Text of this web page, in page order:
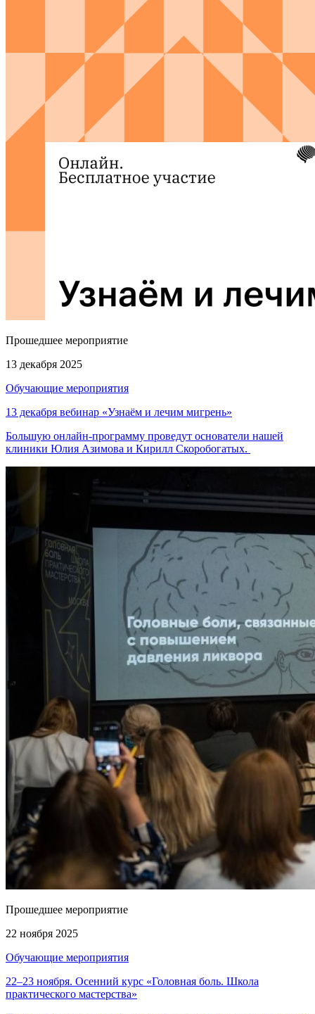
Прошедшее мероприятие
13 декабря 2025
Обучающие мероприятия
13 декабря вебинар «Узнаём и лечим мигрень»
Большую онлайн-программу проведут основатели нашей
клиники Юлия Азимова и Кирилл Скоробогатых.
Прошедшее мероприятие
22 ноября 2025
Обучающие мероприятия
22–23 ноября. Осенний курс «Головная боль. Школа
практического мастерства»